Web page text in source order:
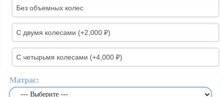
Без объемных колес
С двумя колесами (+2,000 ₽)
С четырьмя колесами (+4,000 ₽)
Матрас: